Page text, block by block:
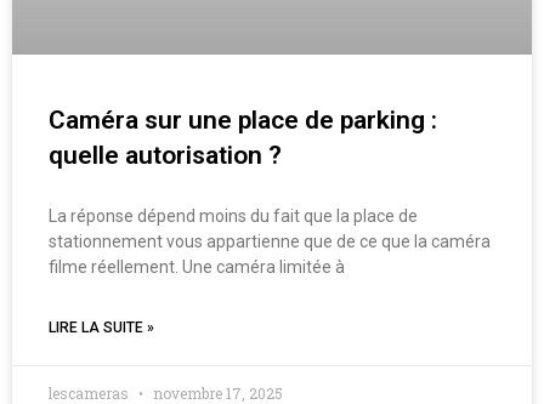
Caméra sur une place de parking :
quelle autorisation ?
La réponse dépend moins du fait que la place de
stationnement vous appartienne que de ce que la caméra
filme réellement. Une caméra limitée à
LIRE LA SUITE »
lescameras novembre 17, 2025